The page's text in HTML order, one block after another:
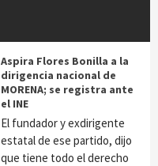
Aspira Flores Bonilla a la
dirigencia nacional de
MORENA; se registra ante
el INE
El fundador y exdirigente
estatal de ese partido, dijo
que tiene todo el derecho